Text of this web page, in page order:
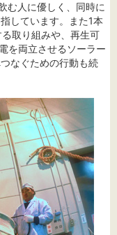
む人に優しく、同時に
しています。また1本
取り組みや、再生可
を両立させるソーラー
なぐための行動も続